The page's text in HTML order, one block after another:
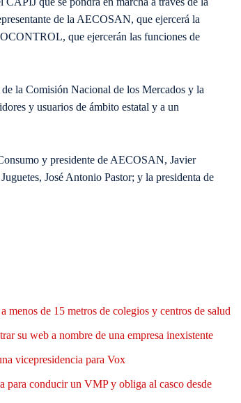
de la AECOSAN, que ejercerá la
que ejercerán las funciones de
la Comisión Nacional de los Mercados y la
y usuarios de ámbito estatal y a un
y presidente de AECOSAN, Javier
José Antonio Pastor; y la presidenta de
menos de 15 metros de colegios y centros de salud
su web a nombre de una empresa inexistente
vicepresidencia para Vox
para conducir un VMP y obliga al casco desde